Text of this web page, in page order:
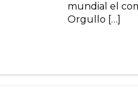
mundial el
Orgullo […]